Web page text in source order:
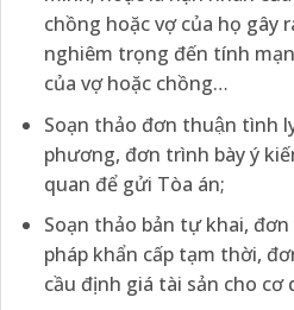
chồng hoặc vợ của họ gây
nghiêm trọng đến tính
của vợ hoặc chồng…
Soạn thảo đơn thuận tình
phương, đơn trình bày ý
quan để gửi Tòa án;
Soạn thảo bản tự khai,
pháp khẩn cấp tạm thời,
cầu định giá tài sản cho